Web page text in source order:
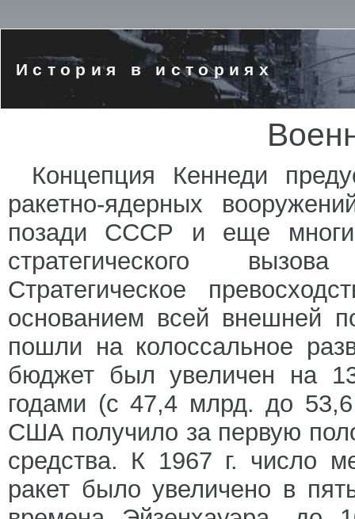
История в историях
Концепция Кеннеди
ракетно-ядерных
позади СССР и еще
стратегического
Стратегическое
основанием всей внешней
пошли на колоссальное
бюджет был увеличен на
годами (с 47,4 млрд. до
США получило за первую
средства. К 1967 г. число
ракет было увеличено в